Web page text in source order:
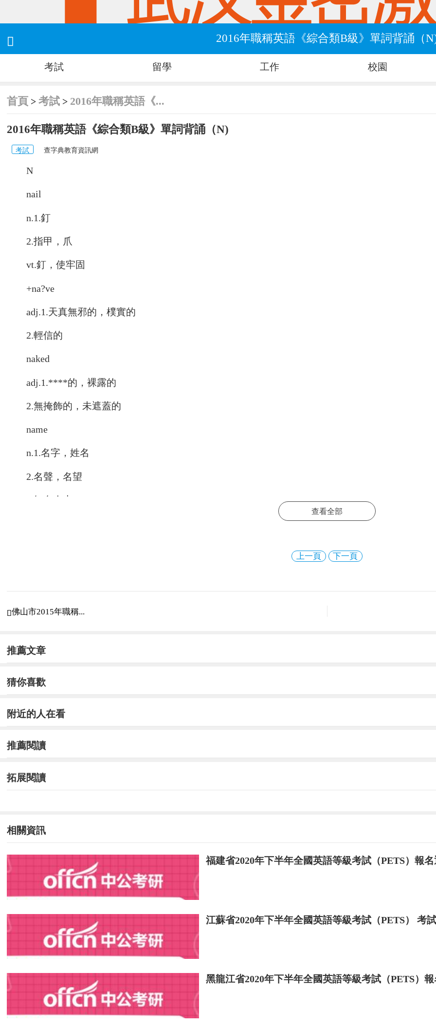
 2016年職稱英語《綜合類B級》單詞背誦（
考試 留學 工作 校園
首頁 >考試 > 2016年職稱英語《...
2016年職稱英語《綜合類B級》單詞背誦（N)
考試 查字典教育資訊網
N
nail
n.1.釘
2.指甲，爪
vt.釘，使牢固
+na?ve
adj.1.天真無邪的，樸實的
2.輕信的
naked
adj.1.****的，裸露的
2.無掩飾的，未遮蓋的
name
n.1.名字，姓名
2.名聲，名望
3.知名人士
2.列舉
3.任命，提名
adj.1.自然界的，天然的
2.正常的，慣常的
3.天賦的，天生的
adv.1.當然，自然地
2.天然地，天生地
n.1.自然界，大自然
2.性質，本性
naughty
adj.淘氣的
adj.海軍的，軍艦的
*navigate
v.1.航行
2.駕駛
查看全部
上一頁 下一頁
佛山市2015年職稱...
推薦文章
猜你喜歡
附近的人在看
推薦閱讀
拓展閱讀
相關資訊
福建省2020年下半年全國英語等級考試（PETS）報
江蘇省2020年下半年全國英語等級考試（PETS） 考
黑龍江省2020年下半年全國英語等級考試（PETS）